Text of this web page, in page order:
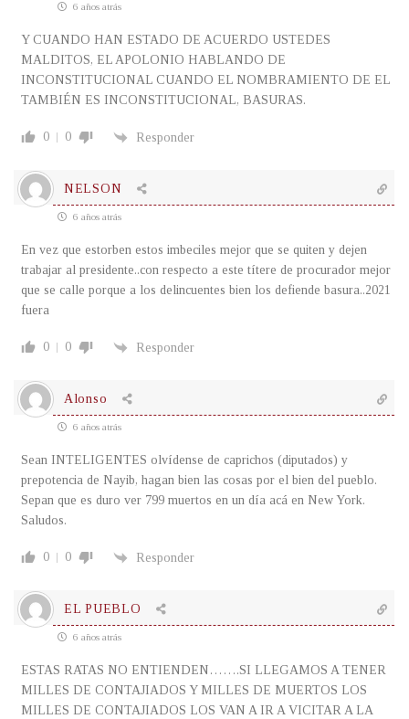
6 años atrás
Y CUANDO HAN ESTADO DE ACUERDO USTEDES
MALDITOS, EL APOLONIO HABLANDO DE
INCONSTITUCIONAL CUANDO EL NOMBRAMIENTO DE EL
TAMBIÉN ES INCONSTITUCIONAL, BASURAS.
0 0 Responder
NELSON
6 años atrás
En vez que estorben estos imbeciles mejor que se quiten y dejen
trabajar al presidente..con respecto a este títere de procurador mejor
que se calle porque a los delincuentes bien los defiende basura..2021
fuera
0 0 Responder
Alonso
6 años atrás
Sean INTELIGENTES olvídense de caprichos (diputados) y
prepotencia de Nayib, hagan bien las cosas por el bien del pueblo.
Sepan que es duro ver 799 muertos en un día acá en New York.
Saludos.
0 0 Responder
EL PUEBLO
6 años atrás
ESTAS RATAS NO ENTIENDEN…….SI LLEGAMOS A TENER
MILLES DE CONTAJIADOS Y MILLES DE MUERTOS LOS
MILLES DE CONTAJIADOS LOS VAN A IR A VICITAR A LA